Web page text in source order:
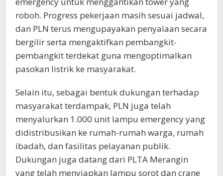
roboh. Progress pekerjaan masih sesuai jadwal,
dan PLN terus mengupayakan penyalaan secara
bergilir serta mengaktifkan pembangkit-
pembangkit terdekat guna mengoptimalkan
pasokan listrik ke masyarakat.
Selain itu, sebagai bentuk dukungan terhadap
masyarakat terdampak, PLN juga telah
menyalurkan 1.000 unit lampu emergency yang
didistribusikan ke rumah-rumah warga, rumah
ibadah, dan fasilitas pelayanan publik.
Dukungan juga datang dari PLTA Merangin
yang telah menyiapkan lampu sorot dan crane